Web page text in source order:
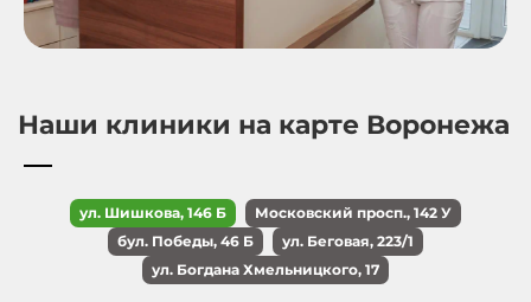
Наши клиники на карте Воронежа
ул. Шишкова, 146 Б
Московский просп., 142 У
бул. Победы, 46 Б
ул. Беговая, 223/1
ул. Богдана Хмельницкого, 17